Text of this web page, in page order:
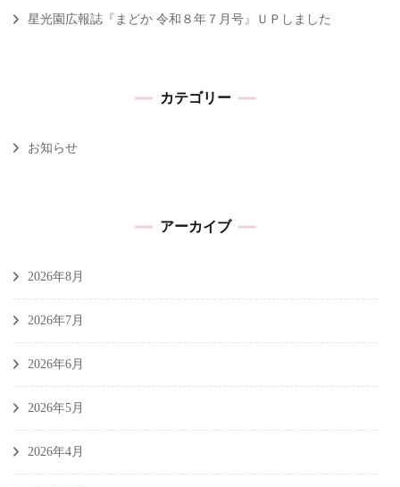
星光園広報誌『まどか 令和８年７月号』ＵＰしました
カテゴリー
お知らせ
アーカイブ
2026年8月
2026年7月
2026年6月
2026年5月
2026年4月